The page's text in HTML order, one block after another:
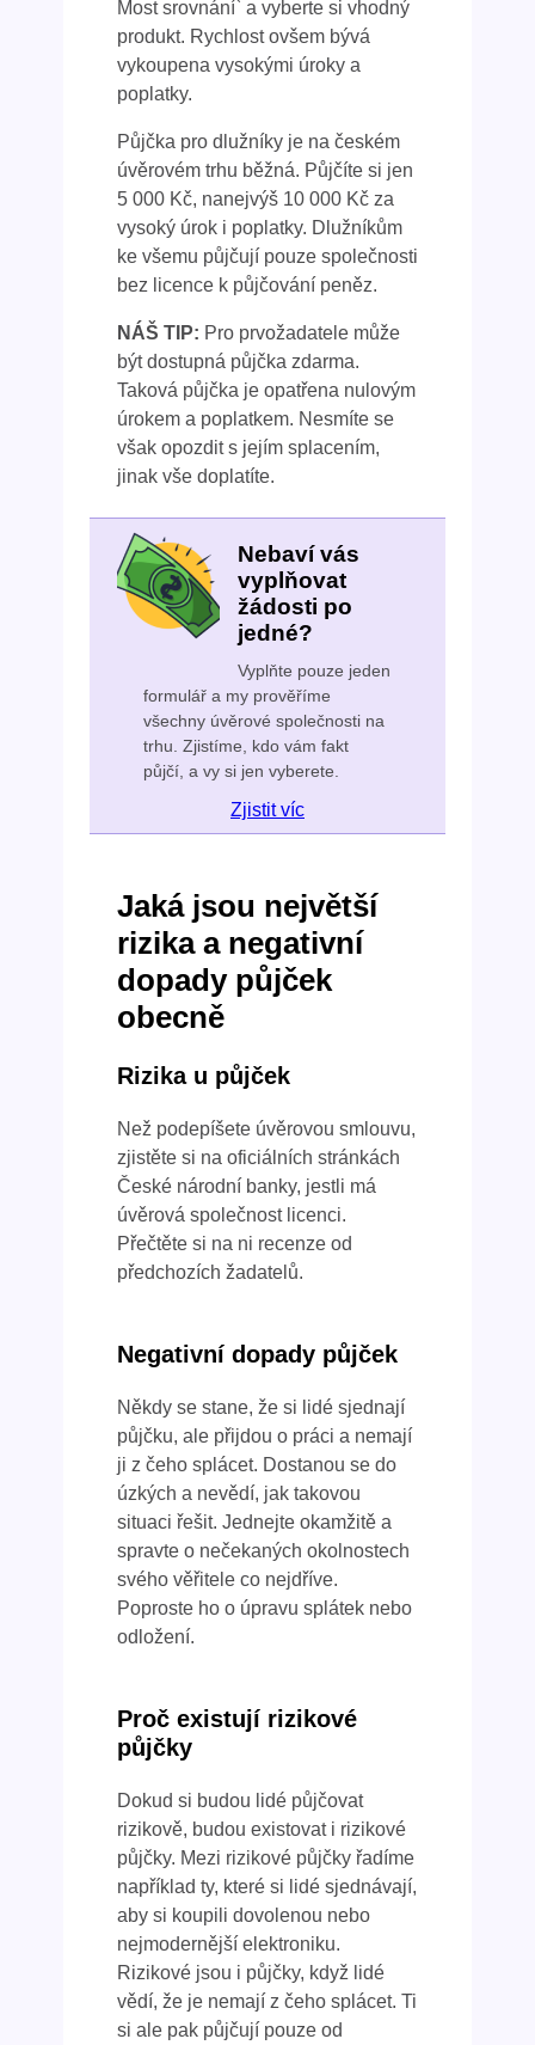
Most srovnání` a vyberte si vhodný
produkt. Rychlost ovšem bývá
vykoupena vysokými úroky a
poplatky.
Půjčka pro dlužníky je na českém
úvěrovém trhu běžná. Půjčíte si jen
5 000 Kč, nanejvýš 10 000 Kč za
vysoký úrok i poplatky. Dlužníkům
ke všemu půjčují pouze společnosti
bez licence k půjčování peněz.
NÁŠ TIP: Pro prvožadatele může
být dostupná půjčka zdarma.
Taková půjčka je opatřena nulovým
úrokem a poplatkem. Nesmíte se
však opozdit s jejím splacením,
jinak vše doplatíte.
Nebaví vás
vyplňovat
žádosti po
jedné?
Vyplňte pouze jeden
formulář a my prověříme
všechny úvěrové společnosti na
trhu. Zjistíme, kdo vám fakt
půjčí, a vy si jen vyberete.
Zjistit víc
Jaká jsou největší
rizika a negativní
dopady půjček
obecně
Rizika u půjček
Než podepíšete úvěrovou smlouvu,
zjistěte si na oficiálních stránkách
České národní banky, jestli má
úvěrová společnost licenci.
Přečtěte si na ni recenze od
předchozích žadatelů.
Negativní dopady půjček
Někdy se stane, že si lidé sjednají
půjčku, ale přijdou o práci a nemají
ji z čeho splácet. Dostanou se do
úzkých a nevědí, jak takovou
situaci řešit. Jednejte okamžitě a
spravte o nečekaných okolnostech
svého věřitele co nejdříve.
Poproste ho o úpravu splátek nebo
odložení.
Proč existují rizikové
půjčky
Dokud si budou lidé půjčovat
rizikově, budou existovat i rizikové
půjčky. Mezi rizikové půjčky řadíme
například ty, které si lidé sjednávají,
aby si koupili dovolenou nebo
nejmodernější elektroniku.
Rizikové jsou i půjčky, když lidé
vědí, že je nemají z čeho splácet. Ti
si ale pak půjčují pouze od